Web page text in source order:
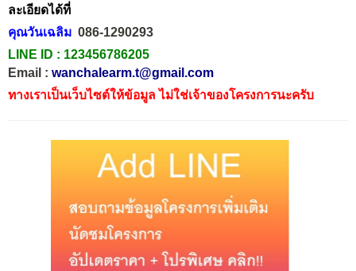
ละเอียดได้ที่
คุณวันเฉลิม 086-1290293
LINE ID : 123456786205
Email : wanchalearm.t@gmail.com
ทางเราเป็นเว็บไซต์ให้ข้อมูล ไม่ใช่เจ้าของโครงการนะครับ